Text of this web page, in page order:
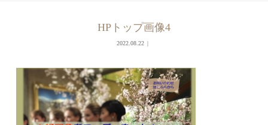
HPトップ画像4
2022.08.22